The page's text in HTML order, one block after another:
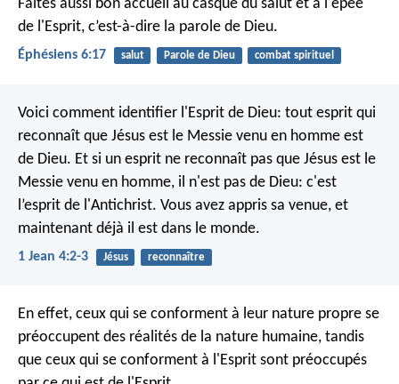
Faites aussi bon accueil au casque du salut et à l'épée
de l'Esprit, c’est-à-dire la parole de Dieu.
Éphésiens 6:17 salut Parole de Dieu combat spirituel
Voici comment identifier l'Esprit de Dieu: tout esprit qui
reconnaît que Jésus est le Messie venu en homme est
de Dieu. Et si un esprit ne reconnaît pas que Jésus est le
Messie venu en homme, il n'est pas de Dieu: c'est
l’esprit de l'Antichrist. Vous avez appris sa venue, et
maintenant déjà il est dans le monde.
1 Jean 4:2-3 Jésus reconnaître
En effet, ceux qui se conforment à leur nature propre se
préoccupent des réalités de la nature humaine, tandis
que ceux qui se conforment à l'Esprit sont préoccupés